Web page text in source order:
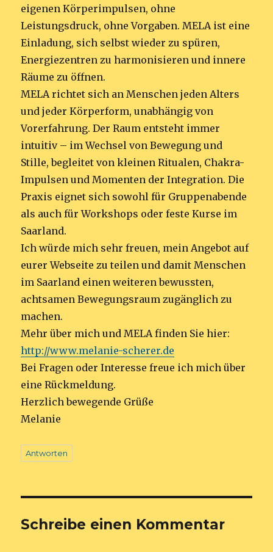
eigenen Körperimpulsen, ohne
Leistungsdruck, ohne Vorgaben. MELA ist eine
Einladung, sich selbst wieder zu spüren,
Energiezentren zu harmonisieren und innere
Räume zu öffnen.
MELA richtet sich an Menschen jeden Alters
und jeder Körperform, unabhängig von
Vorerfahrung. Der Raum entsteht immer
intuitiv – im Wechsel von Bewegung und
Stille, begleitet von kleinen Ritualen, Chakra-
Impulsen und Momenten der Integration. Die
Praxis eignet sich sowohl für Gruppenabende
als auch für Workshops oder feste Kurse im
Saarland.
Ich würde mich sehr freuen, mein Angebot auf
eurer Webseite zu teilen und damit Menschen
im Saarland einen weiteren bewussten,
achtsamen Bewegungsraum zugänglich zu
machen.
Mehr über mich und MELA finden Sie hier:
http://www.melanie-scherer.de
Bei Fragen oder Interesse freue ich mich über
eine Rückmeldung.
Herzlich bewegende Grüße
Melanie
Antworten
Schreibe einen Kommentar